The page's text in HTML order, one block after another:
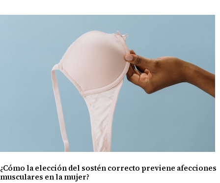
¿Cómo la elección del sostén correcto previene afecciones
musculares en la mujer?